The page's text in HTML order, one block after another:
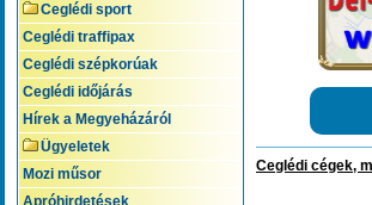
Ceglédi sport
Ceglédi traffipax
Ceglédi szépkorúak
Ceglédi időjárás
Hírek a Megyeházáról
Ügyeletek
Mozi műsor
Apróhirdetések
Ceglédi cégek,